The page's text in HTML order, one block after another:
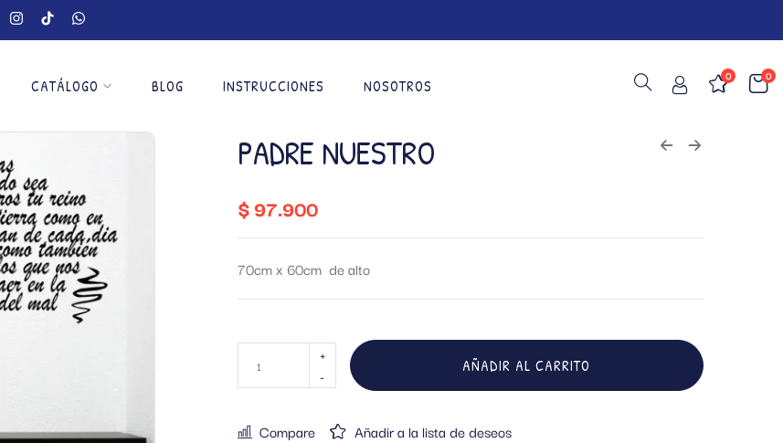
CATÁLOGO BLOG INSTRUCCIONES NOSOTROS
0
0
PADRE NUESTRO
$97.900
70cm x 60cm de alto
AÑADIR AL CARRITO
Compare Añadir a la lista de deseos